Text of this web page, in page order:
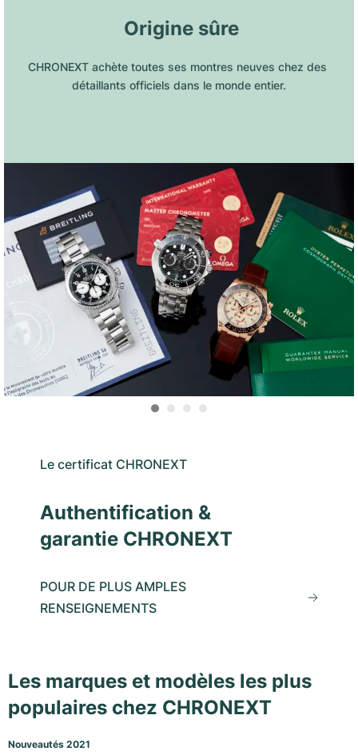
Origine sûre
CHRONEXT achète toutes ses montres neuves chez des
détaillants officiels dans le monde entier.
Le certificat CHRONEXT
Authentification &
garantie CHRONEXT
POUR DE PLUS AMPLES
RENSEIGNEMENTS
Les marques et modèles les plus
populaires chez CHRONEXT
Nouveautés 2021